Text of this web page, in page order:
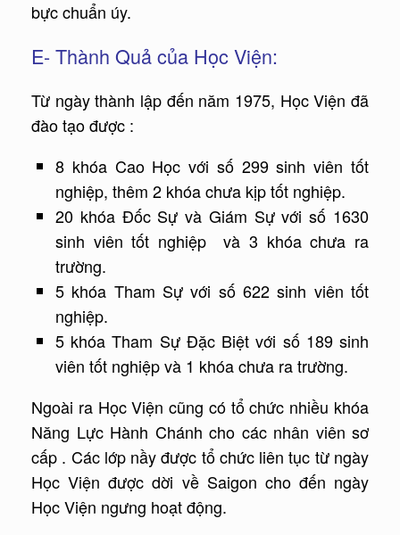
bực chuẩn úy.
E- Thành Quả của Học Viện:
Từ ngày thành lập đến năm 1975, Học Viện đã
đào tạo được :
8 khóa Cao Học với số 299 sinh viên tốt
nghiệp, thêm 2 khóa chưa kịp tốt nghiệp.
20 khóa Đốc Sự và Giám Sự với số 1630
sinh viên tốt nghiệp và 3 khóa chưa ra
trường.
5 khóa Tham Sự với số 622 sinh viên tốt
nghiệp.
5 khóa Tham Sự Đặc Biệt với số 189 sinh
viên tốt nghiệp và 1 khóa chưa ra trường.
Ngoài ra Học Viện cũng có tổ chức nhiều khóa
Năng Lực Hành Chánh cho các nhân viên sơ
cấp . Các lớp nầy được tổ chức liên tục từ ngày
Học Viện được dời về Saigon cho đến ngày
Học Viện ngưng hoạt động.